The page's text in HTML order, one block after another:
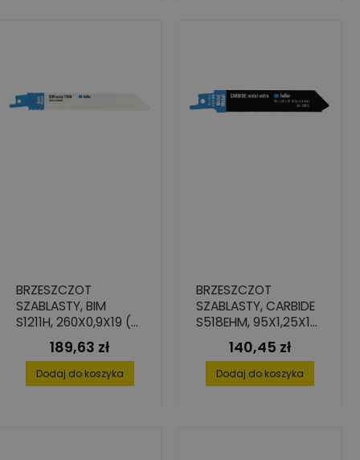
BRZESZCZOT
SZABLASTY, BIM
S1211H, 260X0,9X19 (5
Cena
189,63 zł
Dodaj do koszyka
BRZESZCZOT
SZABLASTY, CARBIDE
S518EHM, 95X1,25X19
(2 SZT.)Cena
140,45 zł
Dodaj do koszyka